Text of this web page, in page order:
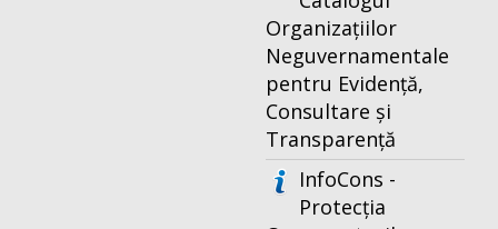
Organizațiilor
Neguvernamentale
pentru Evidență,
Consultare și
Transparență
InfoCons -
Protecția